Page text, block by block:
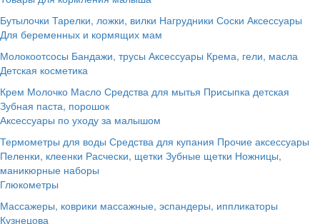
Бутылочки Тарелки, ложки, вилки Нагрудники Соски Аксессуары
Для беременных и кормящих мам
Молокоотсосы Бандажи, трусы Аксессуары Крема, гели, масла
Детская косметика
Крем Молочко Масло Средства для мытья Присыпка детская
Зубная паста, порошок
Аксессуары по уходу за малышом
Термометры для воды Средства для купания Прочие аксессуары
Пеленки, клеенки Расчески, щетки Зубные щетки Ножницы,
маникюрные наборы
Глюкометры
Массажеры, коврики массажные, эспандеры, иппликаторы
Кузнецова